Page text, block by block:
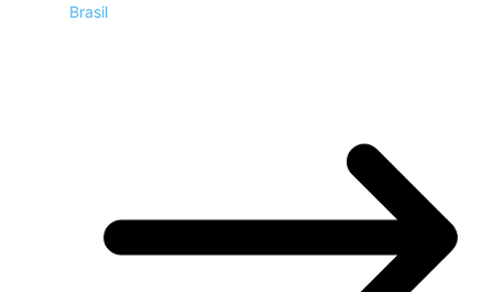
Brasil